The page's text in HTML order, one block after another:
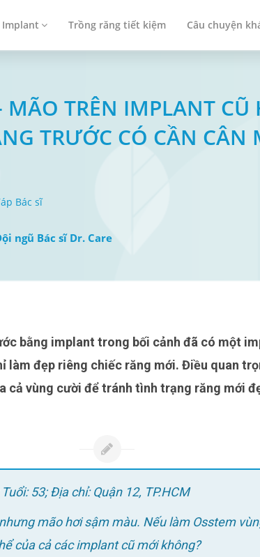
Trồng răng tiết kiệm Câu chuyện
TRÊN IMPLANT
TRƯỚC CÓ CẦN
Bác sĩ
ngũ Bác sĩ Dr. Care
làm đẹp riêng chiếc răng mới. Điều quan
cả vùng cười để tránh tình trạng răng mới
53; Địa chỉ: Quận 12, TP.HCM
mão hơi sậm màu. Nếu làm Osstem
của cả các implant cũ mới không?